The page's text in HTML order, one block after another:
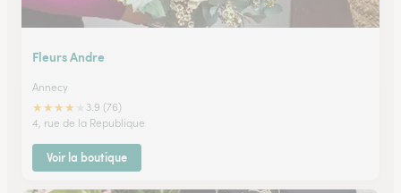
Fleurs Andre
Annecy
★★★★
3.9 (76)
4, rue de la Republique
Voir la boutique